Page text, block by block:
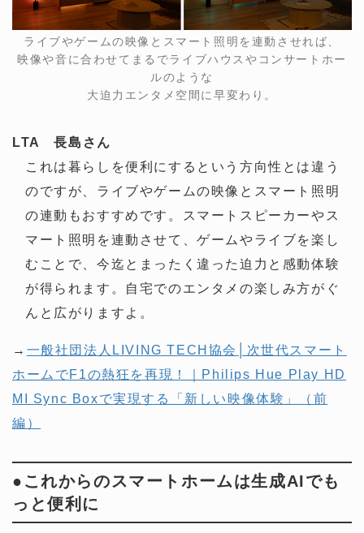
ライブやゲームの映像とスマート照明を連動させれば、
映像や音に合わせてまるでライブハウスやコンサートホー
ルのような
大迫力エンタメ空間に早変わり。
LTA 長島さん
これは暮らしを便利にするという方向性とは違う
のですが、ライブやゲームの映像とスマート照明
の連動もおすすめです。スマートスピーカーやス
マート照明を連動させて、ゲームやライブを楽し
むことで、今迄とまったく違った迫力と感動体験
が得られます。自宅でのエンタメの楽しみ方がぐ
んと広がりますよ。
→ 一般社団法人LIVING TECH協会│次世代スマート
ホームでF1の熱狂を再現！｜Philips Hue Play HD
MI Sync Boxで実現する「新しい映像体験」（前
編）
●これからのスマートホームは生成AIでも
っと便利に